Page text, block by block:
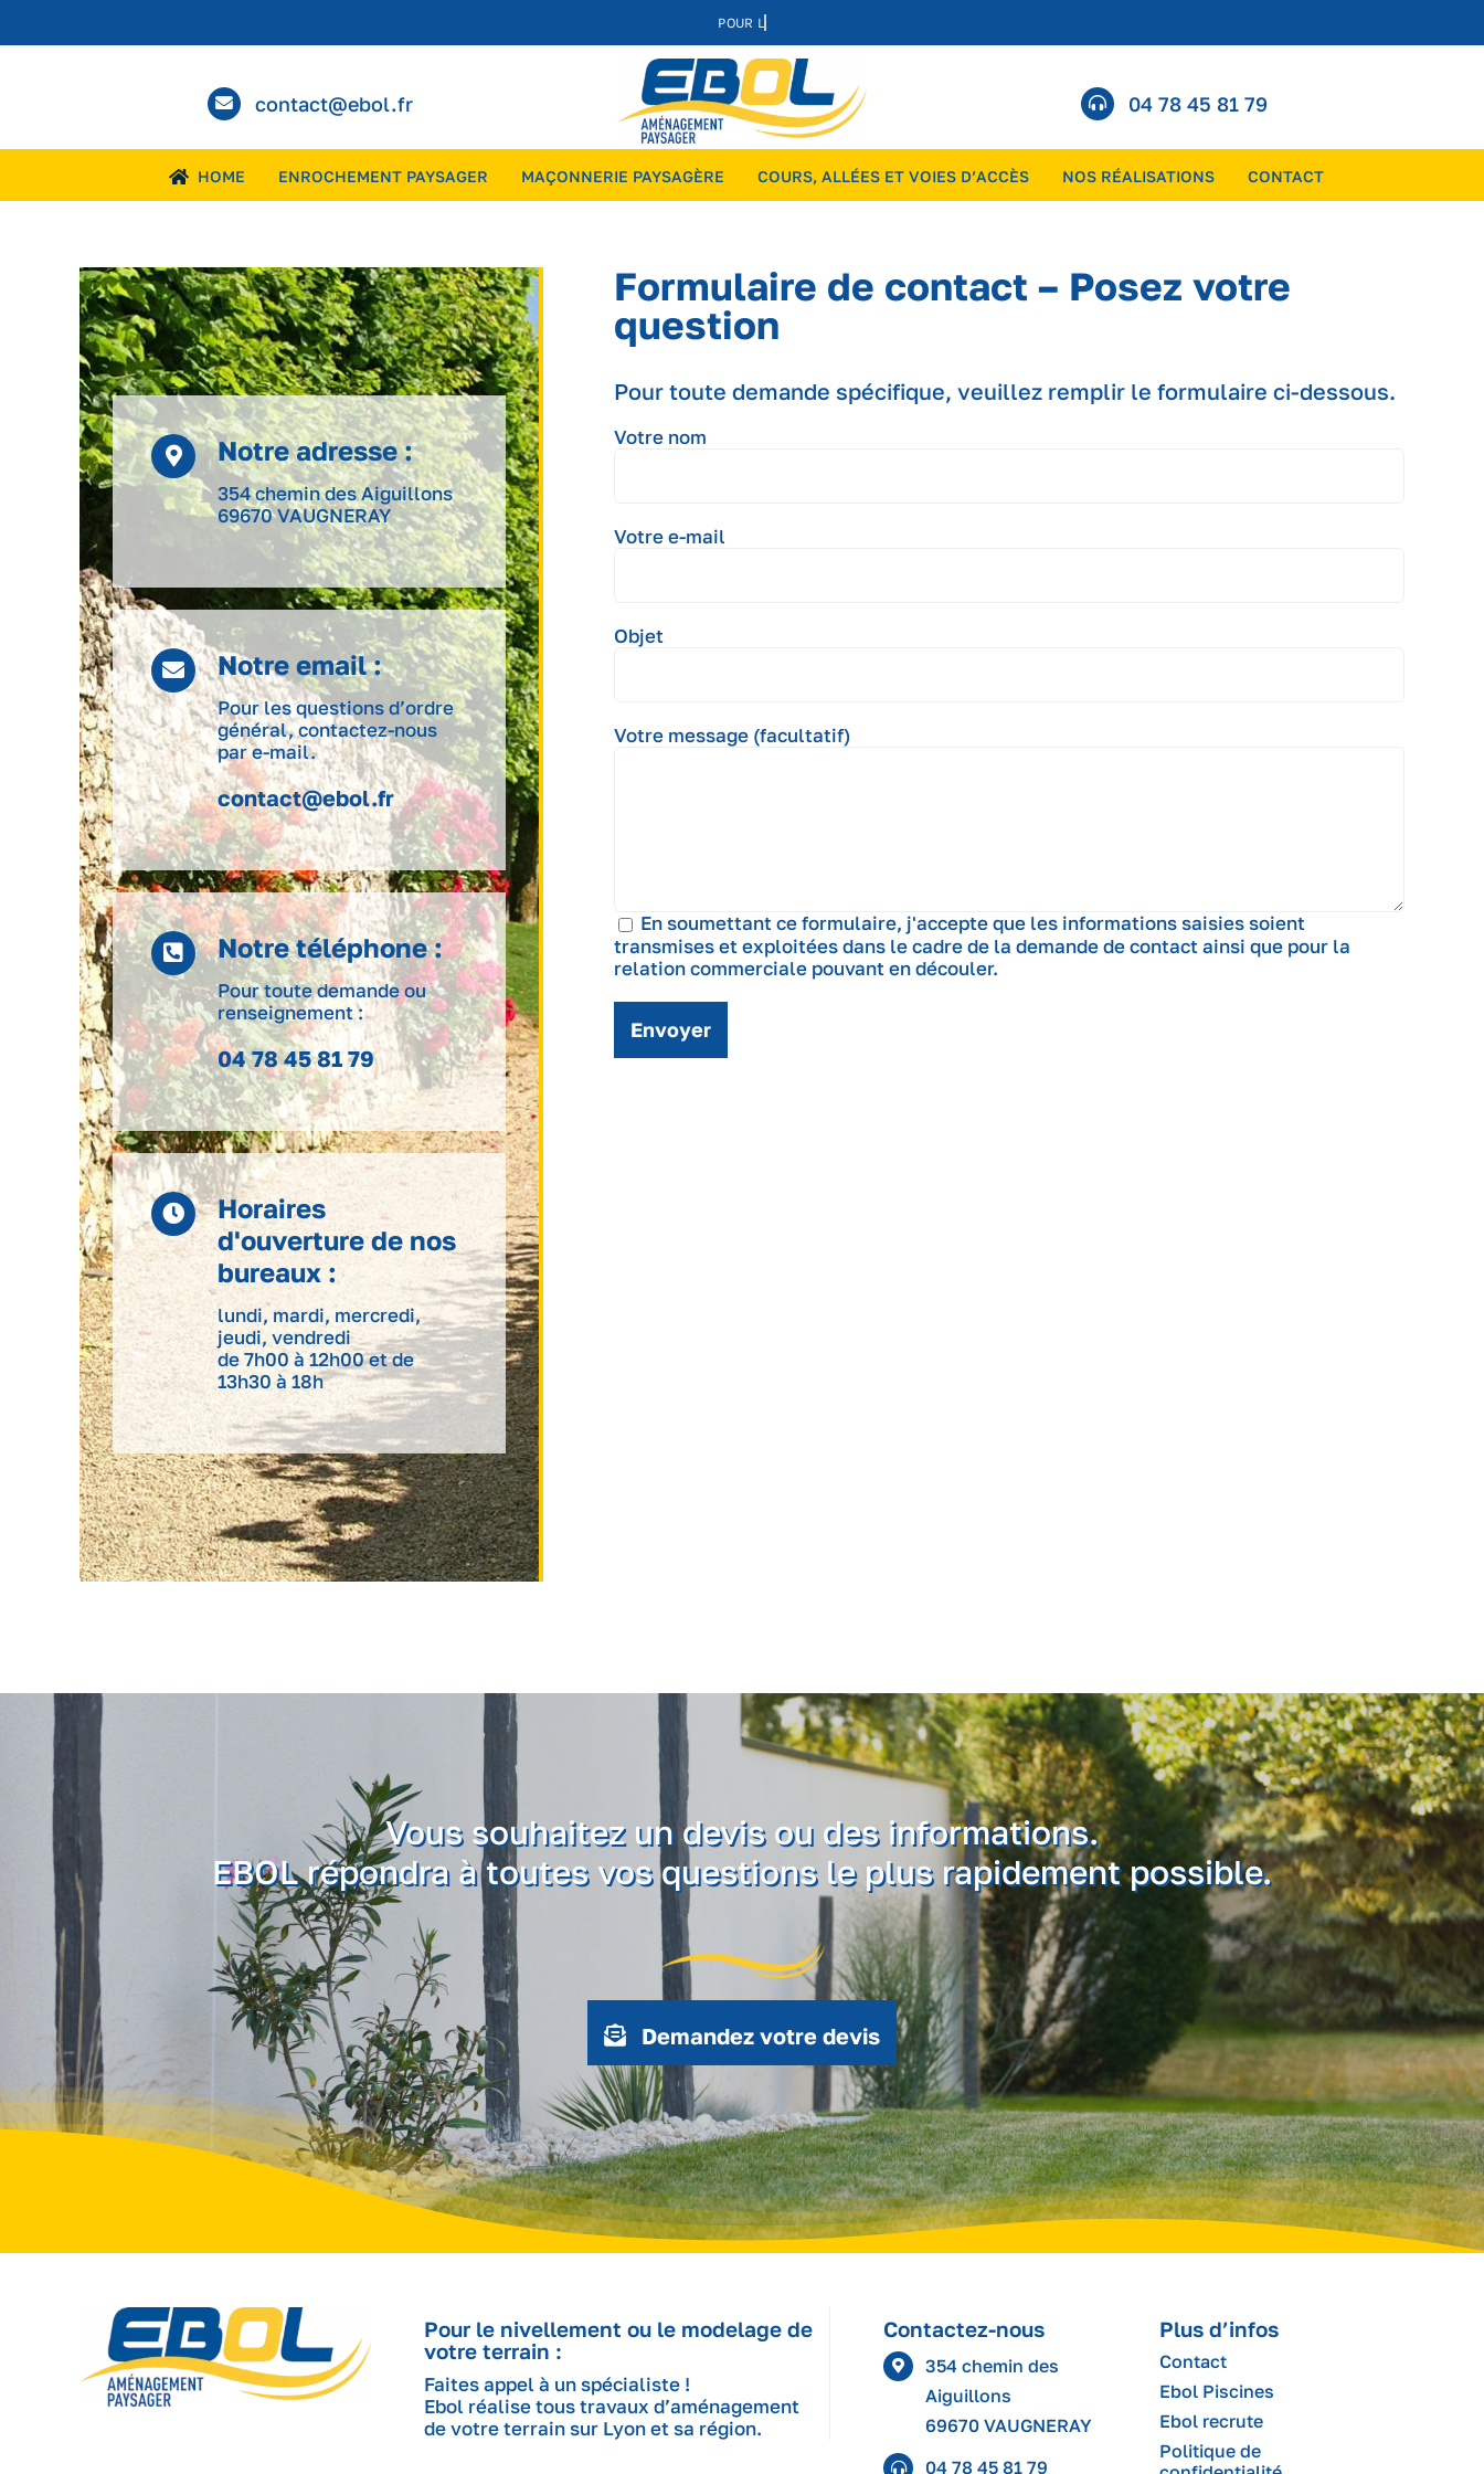
contact@ebol.fr 04 78 45 81 79
HOME ENROCHEMENT PAYSAGER MAÇONNERIE PAYSAGÈRE COURS, ALLÉES ET VOIES D’ACCÈS NOS RÉALISATIONS CONTACT
Notre adresse :
354 chemin des Aiguillons
69670 VAUGNERAY
Notre email :
Pour les questions d’ordre
général, contactez-nous
par e-mail.
contact@ebol.fr
Notre téléphone :
Pour toute demande ou
renseignement :
04 78 45 81 79
Horaires
d'ouverture de nos
bureaux :
lundi, mardi, mercredi,
jeudi, vendredi
de 7h00 à 12h00 et de
13h30 à 18h
Formulaire de contact – Posez votre
question
Pour toute demande spécifique, veuillez remplir le formulaire ci-dessous.
Votre nom
Votre e-mail
Objet
Votre message (facultatif)
En soumettant ce formulaire, j'accepte que les informations saisies soient
transmises et exploitées dans le cadre de la demande de contact ainsi que pour la
relation commerciale pouvant en découler.
Vous souhaitez un devis ou des informations.
EBOL répondra à toutes vos questions le plus rapidement possible.
Demandez votre devis
Pour le nivellement ou le modelage de
votre terrain :
Faites appel à un spécialiste !
Ebol réalise tous travaux d’aménagement
de votre terrain sur Lyon et sa région.
Contactez-nous
354 chemin des
Aiguillons
69670 VAUGNERAY
04 78 45 81 79
Plus d’infos
Contact
Ebol Piscines
Ebol recrute
Politique de